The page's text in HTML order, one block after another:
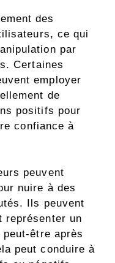
des
ce qui
par
Certaines
employer
de
positifs pour
confiance à
peuvent
nuire à des
Ils peuvent
représenter un
être après
peut conduire à